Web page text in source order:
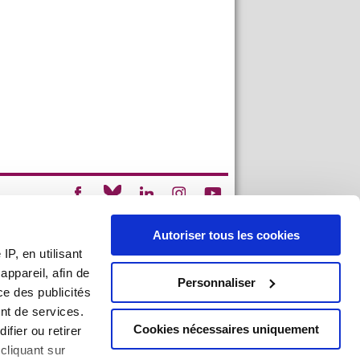
en utilisant
afin de
des publicités
de services.
ou retirer
sur
Autoriser tous les cookies
Personnaliser
Cookies nécessaires uniquement
Mentions légales